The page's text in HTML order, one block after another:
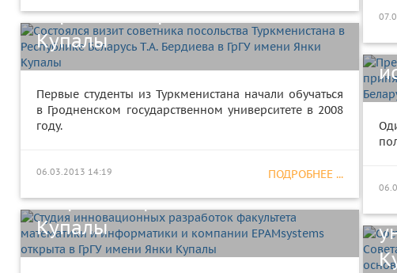
Бердиева в ГрГУ имени Янки
Купалы
Первые студенты из Туркменистана начали обучаться
в Гродненском государственном университете в 2008
году.
ПОДРОБНЕЕ ...
06.03.2013 14:19
Студия инновационных
разработок факультета
компании EPAMsystems
открыта в ГрГУ имени Янки
Купалы
й